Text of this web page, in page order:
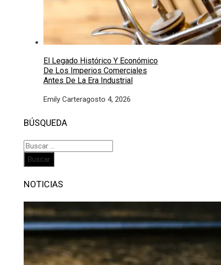
El Legado Histórico Y Económico
De Los Imperios Comerciales
Antes De La Era Industrial
Emily Carteragosto 4, 2026
BÚSQUEDA
Buscar:
NOTICIAS